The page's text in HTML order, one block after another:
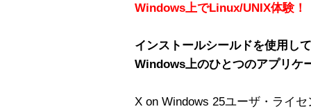
Windows上でLinux/UNIX体験！
インストールシールドを使用し
Windows上のひとつのアプリケ
X on Windows 25ユーザ・ライ